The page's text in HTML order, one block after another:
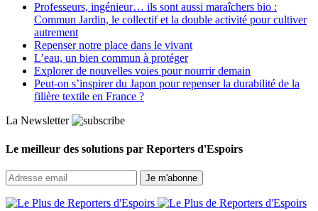
Professeurs, ingénieur… ils sont aussi maraîchers bio :
Commun Jardin, le collectif et la double activité pour cultiver
autrement
Repenser notre place dans le vivant
L’eau, un bien commun à protéger
Explorer de nouvelles voies pour nourrir demain
Peut‑on s’inspirer du Japon pour repenser la durabilité de la
filière textile en France ?
La Newsletter
Le meilleur des solutions par Reporters d'Espoirs